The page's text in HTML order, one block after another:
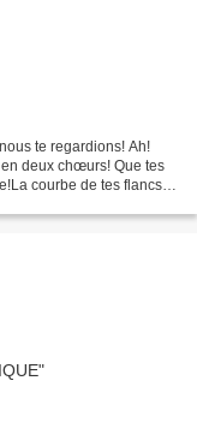
te regardions! Ah!
deux chœurs! Que tes
courbe de tes flancs